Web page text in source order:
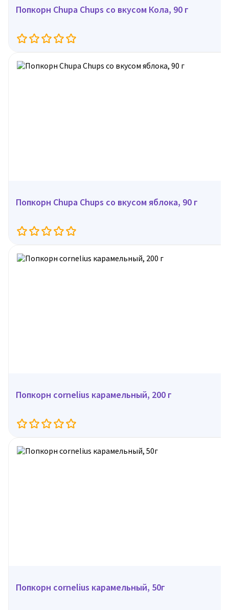
Попкорн Chupa Chups со вкусом Кола, 90 г
Попкорн Chupa Chups со вкусом яблока, 90 г
Попкорн cornelius карамельный, 200 г
Попкорн cornelius карамельный, 50г